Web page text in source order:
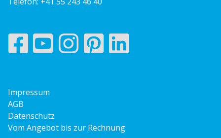
Impressum
AGB
Datenschutz
Vom Angebot bis zur Rechnung